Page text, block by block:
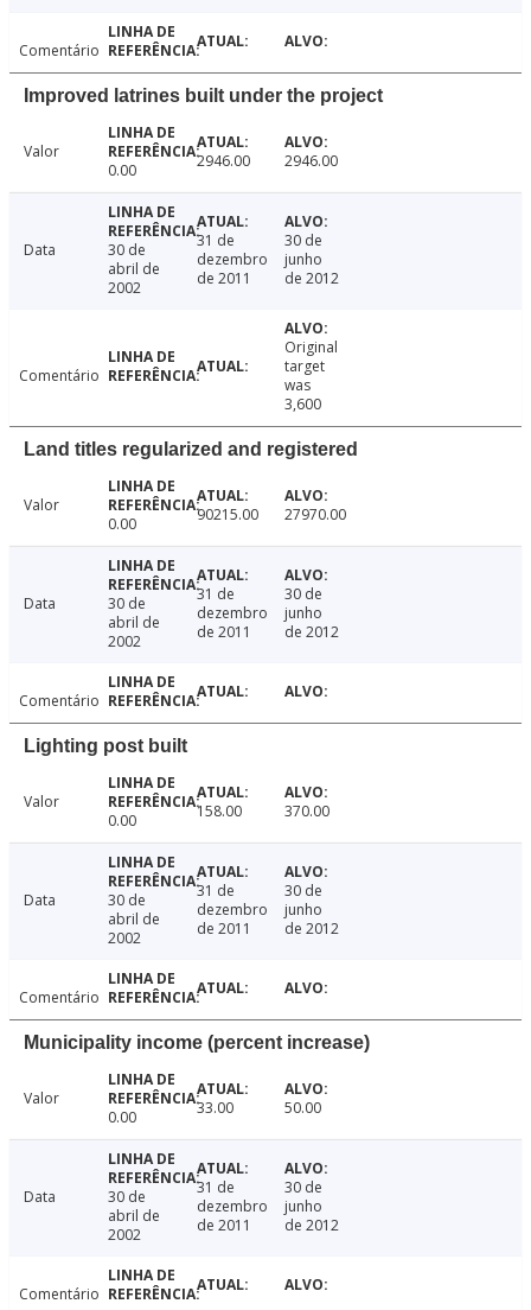
Comentário
Improved latrines built under the project
Valor
0.00
2946.00 2946.00
Data
30 de
abril de
2002
31 de
dezembro
de 2011
30 de
junho
de 2012
Comentário
Original
target
was
3,600
Land titles regularized and registered
Valor
0.00
90215.00 27970.00
Data
30 de
abril de
2002
31 de
dezembro
de 2011
30 de
junho
de 2012
Comentário
Lighting post built
Valor
0.00
158.00 370.00
Data
30 de
abril de
2002
31 de
dezembro
de 2011
30 de
junho
de 2012
Comentário
Municipality income (percent increase)
Valor
0.00
33.00 50.00
Data
30 de
abril de
2002
31 de
dezembro
de 2011
30 de
junho
de 2012
Comentário